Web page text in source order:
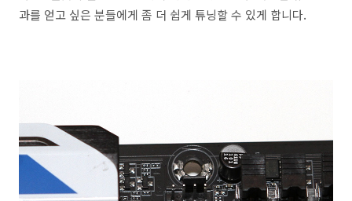
과를 얻고 싶은 분들에게 좀 더 쉽게 튜닝할 수 있게 합니다.